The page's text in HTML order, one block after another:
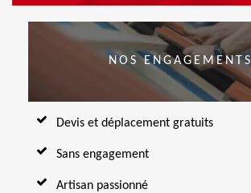
NOS ENGAGEMENTS
Devis et déplacement gratuits
Sans engagement
Artisan passionné